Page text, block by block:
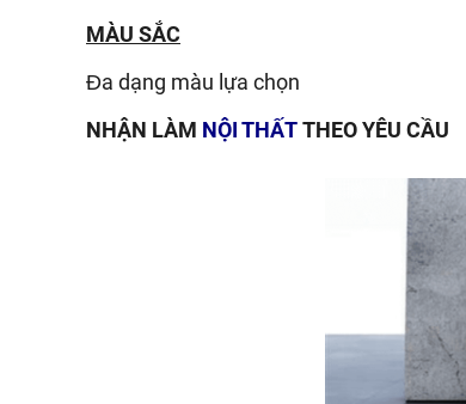
MÀU SẮC
Đa dạng màu lựa chọn
NHẬN LÀM NỘI THẤTTHEO YÊU CẦU